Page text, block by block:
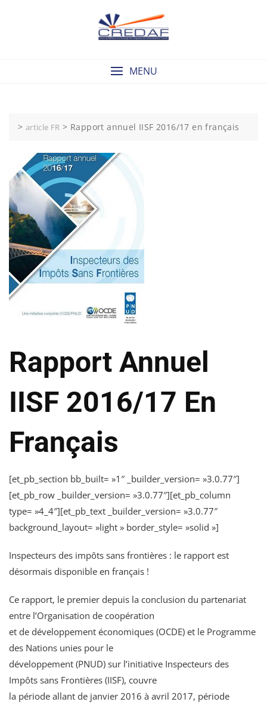
MENU
> article FR > Rapport annuel IISF 2016/17 en français
Rapport Annuel
IISF 2016/17 En
Français
[et_pb_section bb_built= »1″ _builder_version= »3.0.77″]
[et_pb_row _builder_version= »3.0.77″][et_pb_column
type= »4_4″][et_pb_text _builder_version= »3.0.77″
background_layout= »light » border_style= »solid »]
Inspecteurs des impôts sans frontières : le rapport est
désormais disponible en français !
Ce rapport, le premier depuis la conclusion du partenariat
entre l’Organisation de coopération
et de développement économiques (OCDE) et le Programme
des Nations unies pour le
développement (PNUD) sur l’initiative Inspecteurs des
Impôts sans Frontières (IISF), couvre
la période allant de janvier 2016 à avril 2017, période